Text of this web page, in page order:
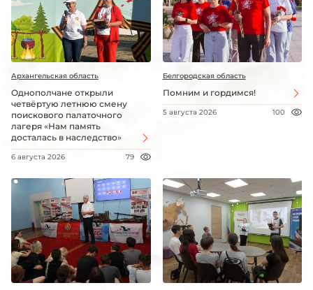
Архангельская область
Однополчане открыли
четвёртую летнюю смену
поискового палаточного
лагеря «Нам память
досталась в наследство»
6 августа 2026 79
Белгородская область
Помним и гордимся!
5 августа 2026 100